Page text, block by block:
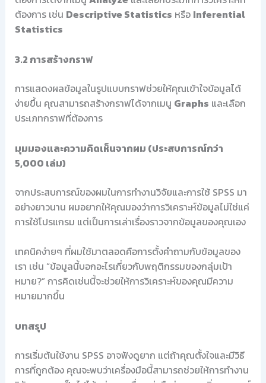
ต้องการ เช่น Descriptive Statistics หรือ Inferential
Statistics
3.2 การสร้างกราฟ
การแสดงผลข้อมูลในรูปแบบกราฟช่วยให้คุณเข้าใจข้อมูลได้
ง่ายขึ้น คุณสามารถสร้างกราฟได้จากเมนู Graphs และเลือก
ประเภทกราฟที่ต้องการ
มุมมองและความคิดเห็นจากผม (ประสบการณ์กว่า
5,000 เล่ม)
จากประสบการณ์ของผมในการทำงานวิจัยและการใช้ SPSS มา
อย่างยาวนาน ผมอยากให้คุณมองว่าการวิเคราะห์ข้อมูลไม่ใช่แค่
การใช้โปรแกรม แต่เป็นการเล่าเรื่องราวจากข้อมูลของคุณเอง
เทคนิคง่ายๆ ที่ผมใช้มาตลอดคือการตั้งคำถามกับข้อมูลของ
เรา เช่น “ข้อมูลนี้บอกอะไรเกี่ยวกับพฤติกรรมของกลุ่มเป้า
หมาย?” การคิดเช่นนี้จะช่วยให้การวิเคราะห์ของคุณมีความ
หมายมากขึ้น
บทสรุป
การเริ่มต้นใช้งาน SPSS อาจฟังดูยาก แต่ถ้าคุณตั้งใจและมีวิธี
การที่ถูกต้อง คุณจะพบว่าเครื่องมือนี้สามารถช่วยให้การทำงาน